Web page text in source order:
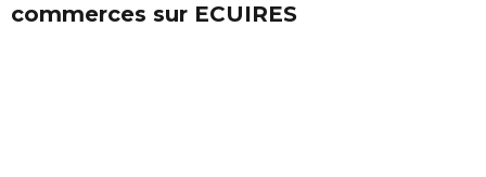
commerces sur ECUIRES